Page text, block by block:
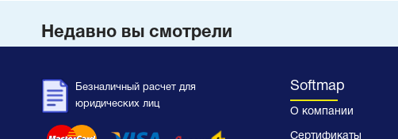
Недавно вы смотрели
Безналичный расчет для
юридических лиц
Softmap
О компании
Сертификаты